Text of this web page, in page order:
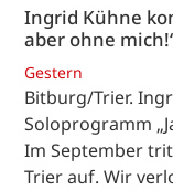
Ingrid Kühne
aber ohne
Gestern
Bitburg/Trier.
Soloprogramm
Im September
Trier auf. Wir